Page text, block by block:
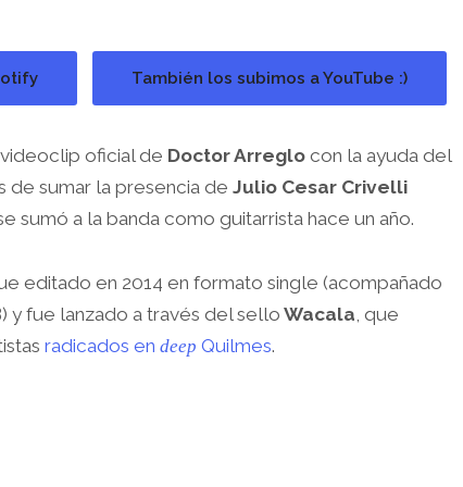
También los subimos a YouTube :)
oficial de Doctor Arreglo con la ayuda del
de sumar la presencia de Julio Cesar Crivelli
sumó a la banda como guitarrista hace un año.
editado en 2014 en formato single (acompañado
y fue lanzado a través del sello Wacala , que
radicados en deep Quilmes.